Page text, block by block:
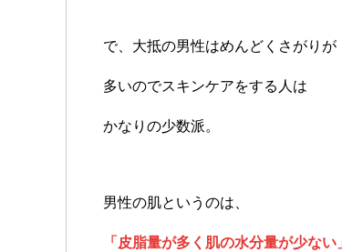
で、大抵の男性はめんどくさがりが
多いのでスキンケアをする人は
かなりの少数派。
男性の肌というのは、
「皮脂量が多く肌の水分量が少ない